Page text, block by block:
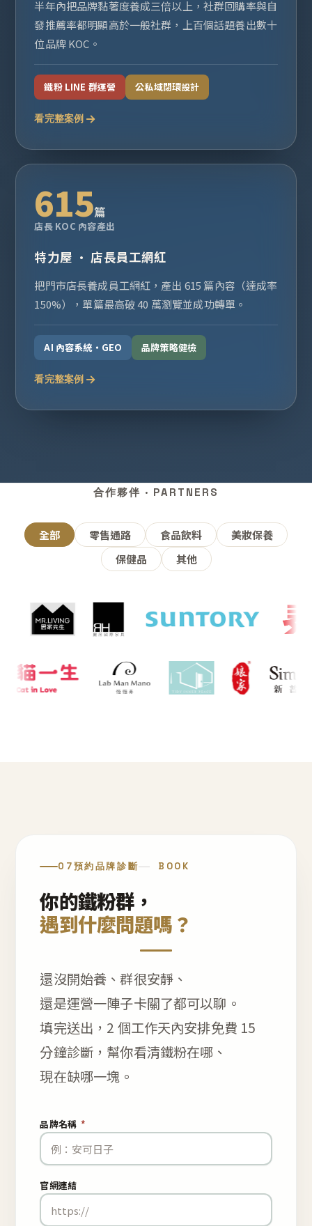
半年內把品牌黏著度養成三倍以上，社群回購率與自
發推薦率都明顯高於一般社群，上百個話題養出數十
位品牌 KOC。
鐵粉 LINE 群運營 公私域閉環設計
看完整案例
615篇
店長 KOC 內容產出
特力屋 · 店長員工網紅
把門市店長養成員工網紅，產出 615 篇內容（達成率
150%），單篇最高破 40 萬瀏覽並成功轉單。
AI 內容系統・GEO 品牌策略健檢
看完整案例
合作夥伴 · PARTNERS
全部 零售通路 食品飲料
美妝保養
保健品
其他
07預約品牌診斷 BOOK
你的鐵粉群，
遇到什麼問題嗎？
還沒開始養、群很安靜、
還是運營一陣子卡關了都可以聊。
填完送出，2 個工作天內安排免費 15
分鐘診斷，幫你看清鐵粉在哪、
現在缺哪一塊。
品牌名稱 *
官網連結